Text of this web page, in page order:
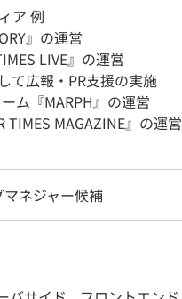
ア 例
』の運営
LIVE』の運営
て広報・PR支援の実施
ム『MARPH』の運営
TIMES MAGAZINE』の運営
ネジャー候補